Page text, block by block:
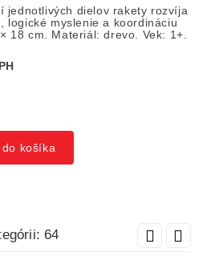
jednotlivých dielov rakety rozvíja
logické myslenie a koordináciu
18 cm. Materiál: drevo. Vek: 1+.
košíka
64